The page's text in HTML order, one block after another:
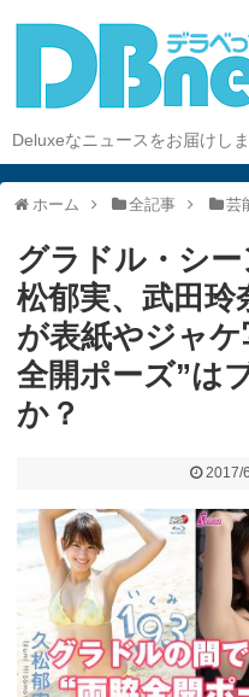
Deluxeなニュースをお届けし
ホーム 全記事 芸
グラドル・シ
松郁実、武田玲
が表紙やジャ
全開ポーズ”は
か？
2017/